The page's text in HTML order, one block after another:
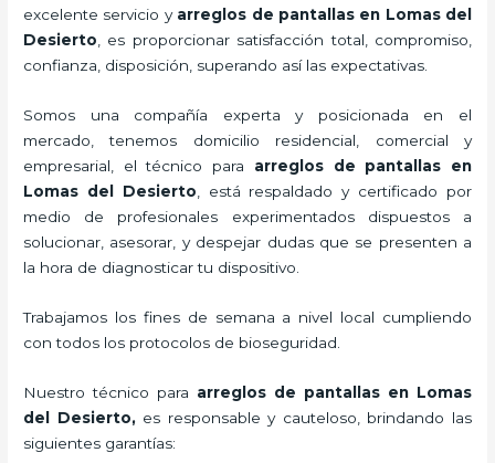
excelente servicio y arreglos de pantallasen Lomas del
Desierto , es proporcionar satisfacción total, compromiso,
confianza, disposición, superando así las expectativas.
Somos una compañía experta y posicionada en el
mercado, tenemos domicilio residencial, comercial y
empresarial, el técnico para arreglos de pantallas en
Lomas del Desierto , está respaldado y certificado por
medio de profesionales experimentados dispuestos a
solucionar, asesorar, y despejar dudas que se presenten a
la hora de diagnosticar tu dispositivo.
Trabajamos los fines de semana a nivel local cumpliendo
con todos los protocolos de bioseguridad.
Nuestro técnico para arreglos de pantallas en Lomas
del Desierto, es responsable y cauteloso, brindando las
siguientes garantías: